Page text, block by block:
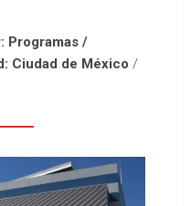
Programas /
Ciudad de México /